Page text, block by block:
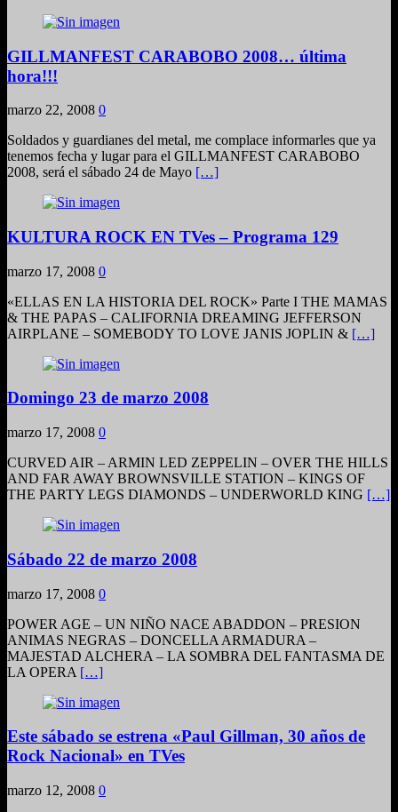
GILLMANFEST CARABOBO 2008… última
hora!!!
marzo 22, 2008 0
Soldados y guardianes del metal, me complace informarles que ya
tenemos fecha y lugar para el GILLMANFEST CARABOBO
2008, será el sábado 24 de Mayo […]
KULTURA ROCK EN TVes – Programa 129
marzo 17, 2008 0
«ELLAS EN LA HISTORIA DEL ROCK» Parte I THE MAMAS
& THE PAPAS – CALIFORNIA DREAMING JEFFERSON
AIRPLANE – SOMEBODY TO LOVE JANIS JOPLIN & […]
Domingo 23 de marzo 2008
marzo 17, 2008 0
CURVED AIR – ARMIN LED ZEPPELIN – OVER THE HILLS
AND FAR AWAY BROWNSVILLE STATION – KINGS OF
THE PARTY LEGS DIAMONDS – UNDERWORLD KING […]
Sábado 22 de marzo 2008
marzo 17, 2008 0
POWER AGE – UN NIÑO NACE ABADDON – PRESION
ANIMAS NEGRAS – DONCELLA ARMADURA –
MAJESTAD ALCHERA – LA SOMBRA DEL FANTASMA DE
LA OPERA […]
Este sábado se estrena «Paul Gillman, 30 años de
Rock Nacional» en TVes
marzo 12, 2008 0